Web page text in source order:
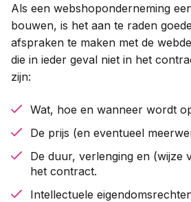
Als een webshoponderneming
bouwen, is het aan te raden
afspraken te maken met de
die in ieder geval niet in het
zijn:
Wat, hoe en wanneer wordt
De prijs (en eventueel
De duur, verlenging en (wijze
het contract.
Intellectuele